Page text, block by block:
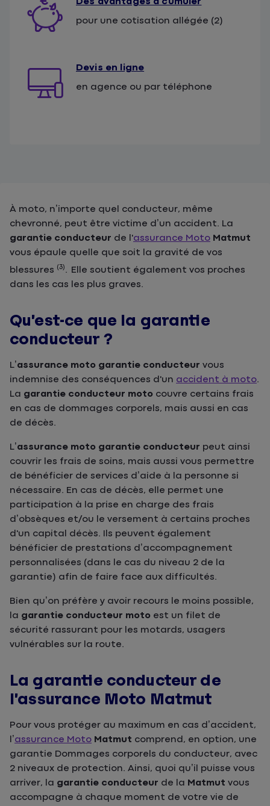
pour une cotisation allégée (2)
Devis en ligne
en agence ou par téléphone
À moto, n’importe quel conducteur, même
chevronné, peut être victime d’un accident. La
garantie conducteur de l'assurance Moto Matmut
vous épaule quelle que soit la gravité de vos
blessures (3). Elle soutient également vos proches
dans les cas les plus graves.
Qu’est-ce que la garantie
conducteur ?
L’assurance moto garantie conducteur vous
indemnise des conséquences d'un accident à moto.
La garantie conducteur moto couvre certains frais
en cas de dommages corporels, mais aussi en cas
de décès.
L’assurance moto garantie conducteur peut ainsi
couvrir les frais de soins, mais aussi vous permettre
de bénéficier de services d’aide à la personne si
nécessaire. En cas de décès, elle permet une
participation à la prise en charge des frais
d’obsèques et/ou le versement à certains proches
d'un capital décès. Ils peuvent également
bénéficier de prestations d’accompagnement
personnalisées (dans le cas du niveau 2 de la
garantie) afin de faire face aux difficultés.
Bien qu’on préfère y avoir recours le moins possible,
la garantie conducteur moto est un filet de
sécurité rassurant pour les motards, usagers
vulnérables sur la route.
La garantie conducteur de
l’assurance Moto Matmut
Pour vous protéger au maximum en cas d’accident,
l’assurance Moto Matmut comprend, en option, une
garantie Dommages corporels du conducteur, avec
2 niveaux de protection. Ainsi, quoi qu’il puisse vous
arriver, la garantie conducteur de la Matmut vous
accompagne à chaque moment de votre vie de